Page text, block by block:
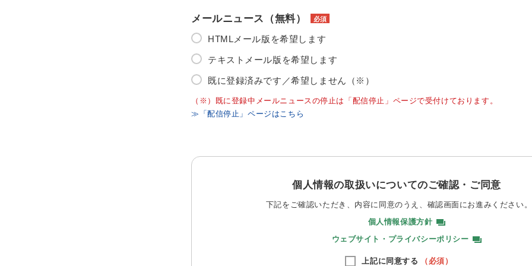
メールニュース（無料） 必須
HTMLメール版を希望します
テキストメール版を希望します
既に登録済みです／希望しません（※）
（※）既に登録中メールニュースの停止は「配信停止」ページで受付けております。
≫「配信停止」ページはこちら
個人情報の取扱いについてのご確認・ご同意
下記をご確認いただき、内容に同意のうえ、 確認画面にお進みください。
個人情報保護方針
ウェブサイト・プライバシーポリシー
上記に同意する （必須）